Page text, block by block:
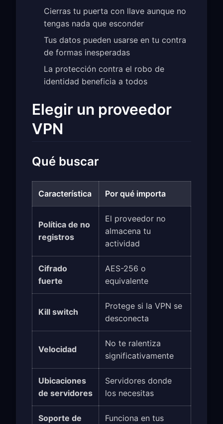
Cierras tu puerta con llave aunque no
tengas nada que esconder
Tus datos pueden usarse en tu contra
de formas inesperadas
La protección contra el robo de
identidad beneficia a todos
Elegir un proveedor
VPN
Qué buscar
Característica Por qué importa
Política de no
registros
El proveedor no
almacena tu
actividad
Cifrado
fuerte
AES-256 o
equivalente
Kill switch
Protege si la VPN se
desconecta
Velocidad
No te ralentiza
significativamente
Ubicaciones
de servidores
Servidores donde
los necesitas
Soporte de Funciona en tus